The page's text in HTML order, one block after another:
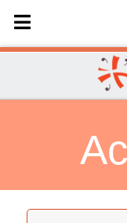
Sélectionnez votre